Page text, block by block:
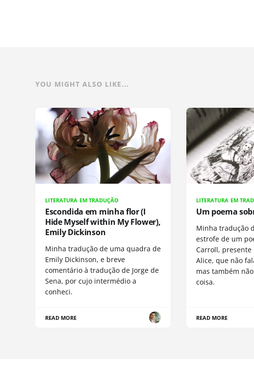
YOU MIGHT ALSO LIKE...
LITERATURA EM TRADUÇÃO
Escondida em minha flor (I
Hide Myself within My Flower),
Emily Dickinson
Minha tradução de uma quadra de
Emily Dickinson, e breve
comentário à tradução de Jorge de
Sena, por cujo intermédio a
conheci.
READ MORE
LITERATURA EM
Um poema
Minha tradução
estrofe de um
Carroll, presente
Alice, que não
mas também
coisa.
READ MORE